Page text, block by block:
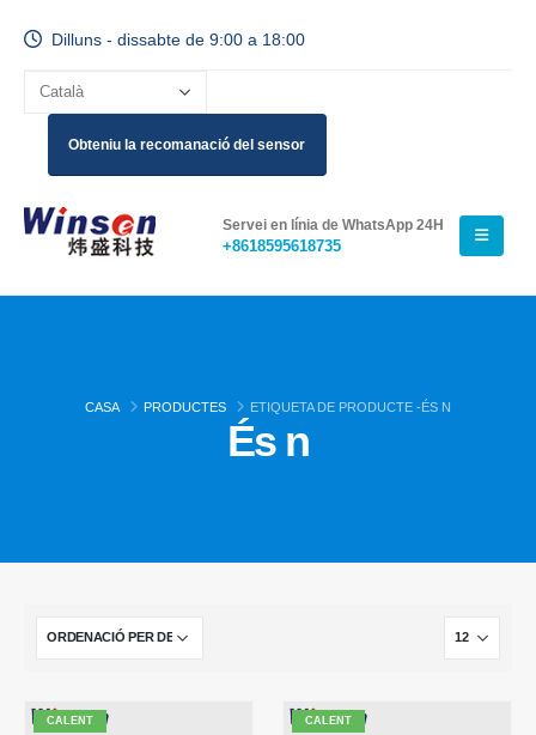
Dilluns - dissabte de 9:00 a 18:00
Obteniu la recomanació del sensor
Servei en línia de WhatsApp 24H
+8618595618735
CASA PRODUCTES ETIQUETA DE PRODUCTE -ÉS N
És n
CALENT CALENT